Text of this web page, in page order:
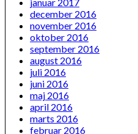
januar 2017
december 2016
november 2016
oktober 2016
september 2016
august 2016
juli 2016
juni 2016
maj 2016
april 2016
marts 2016
februar 2016